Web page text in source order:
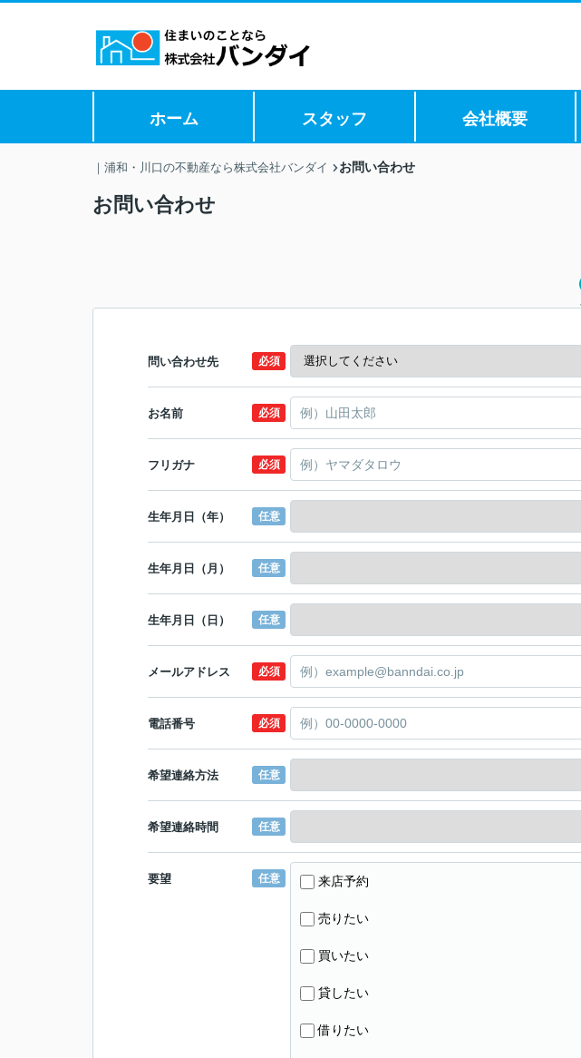
ホーム スタッフ 会社概要
｜浦和・川口の不動産なら株式会社バンダイ お問い合わせ
お問い合わせ
問い合わせ先 必須
お名前 必須
フリガナ 必須
生年月日（年） 任意
生年月日（月） 任意
生年月日（日） 任意
メールアドレス 必須
電話番号 必須
希望連絡方法 任意
希望連絡時間 任意
要望 任意 来店予約
売りたい
買いたい
貸したい
借りたい